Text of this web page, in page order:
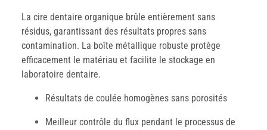
La cire dentaire organique brûle entièrement sans
résidus, garantissant des résultats propres sans
contamination. La boîte métallique robuste protège
efficacement le matériau et facilite le stockage en
laboratoire dentaire.
Résultats de coulée homogènes sans porosités
Meilleur contrôle du flux pendant le processus de